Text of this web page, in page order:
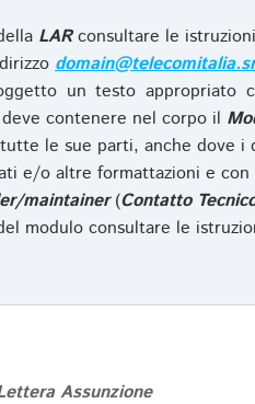
LARconsultare le
un testo appropriato
contenere nel corpo il
le sue parti, anche dove i
e/o altre formattazioni e
maintainer(Contatto
modulo consultare le
Assunzione